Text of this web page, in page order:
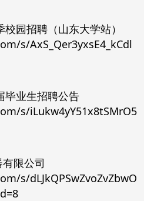
园招聘（山东大学站）
s/AxS_Qer3yxsE4_kCdl
毕业生招聘公告
s/iLukw4yY51x8tSMrO5
限公司
s/dLJkQPSwZvoZvZbwO